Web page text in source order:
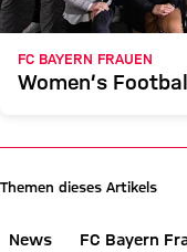
FC BAYERN FRAUEN
Women’s
Themen dieses Artikels
News FC Bayern